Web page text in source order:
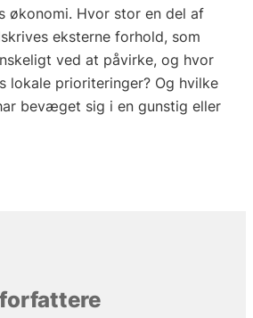
økonomi. Hvor stor en del af
eksterne forhold, som
ved at påvirke, og hvor
lokale prioriteringer? Og hvilke
bevæget sig i en gunstig eller